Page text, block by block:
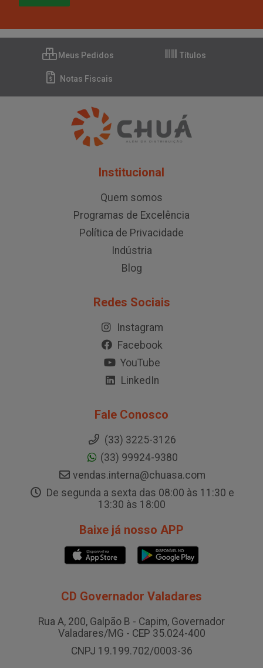
Meus Pedidos Títulos
Notas Fiscais
Institucional
Quem somos
Programas de Excelência
Política de Privacidade
Indústria
Blog
Redes Sociais
Instagram
Facebook
YouTube
LinkedIn
Fale Conosco
(33) 3225-3126
(33) 99924-9380
vendas.interna@chuasa.com
De segunda a sexta das 08:00 às 11:30 e
13:30 às 18:00
Baixe já nosso APP
CD Governador Valadares
Rua A, 200, Galpão B - Capim, Governador
Valadares/MG - CEP 35.024-400
CNPJ 19.199.702/0003-36